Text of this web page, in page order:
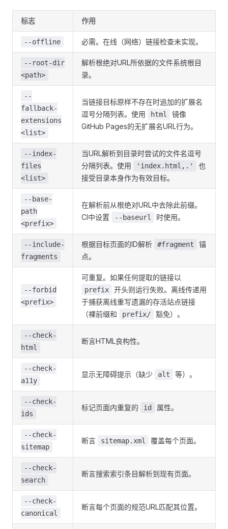
标志 作用
--offline 必需。在线（网络）链接检查未实现。
--root-dir
<path>
解析根绝对URL所依据的文件系统根目
录。
--
fallback-
extensions
<list>
当链接目标原样不存在时追加的扩展名
逗号分隔列表。使用
html
镜像
GitHub Pages的无扩展名URL行为。
--index-
files
<list>
当URL解析到目录时尝试的文件名逗号
分隔列表。使用
'index.html,.'
也
接受目录本身作为有效目标。
--base-
path
<prefix>
在解析前从根绝对URL中去除此前缀。
CI中设置
--baseurl 时使用。
--include-
fragments
根据目标页面的ID解析 #fragment
锚
点。
--forbid
<prefix>
可重复。如果任何提取的链接以
prefix
开头则运行失败。离线传递用
于捕获离线重写遗漏的存活站点链接
（裸前缀和
prefix/ 豁免）。
--check-
html
断言HTML良构性。
--check-
a11y
显示无障碍提示（缺少 alt 等）。
--check-
ids
标记页面内重复的 id 属性。
--check-
sitemap
断言 sitemap.xml 覆盖每个页面。
--check-
search
断言搜索索引条目解析到现有页面。
--check-
canonical
断言每个页面的规范URL匹配其位置。